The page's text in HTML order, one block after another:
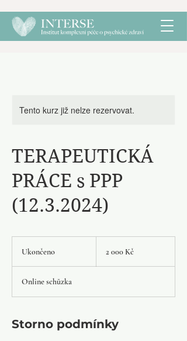
Tento kurz již nelze rezervovat.
TERAPEUTICKÁ
PRÁCE s PPP
(12.3.2024)
Ukončeno
n
č
o
korun2 000 Kč
Online schůzka
Storno podmínky